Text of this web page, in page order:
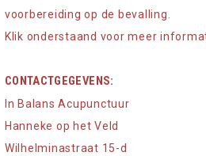
voorbereiding op de bevalling.
Klik onderstaand voor meer
CONTACTGEGEVENS:
In Balans Acupunctuur
Hanneke op het Veld
Wilhelminastraat 15-d